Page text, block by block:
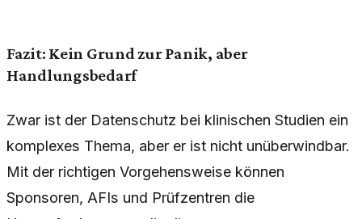
Fazit: Kein Grund zur Panik, aber
Handlungsbedarf
Zwar ist der Datenschutz bei klinischen Studien ein
komplexes Thema, aber er ist nicht unüberwindbar.
Mit der richtigen Vorgehensweise können
Sponsoren, AFIs und Prüfzentren die